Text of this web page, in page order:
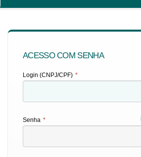
ACESSO COM SENHA
Login (CNPJ/CPF) *
Senha *